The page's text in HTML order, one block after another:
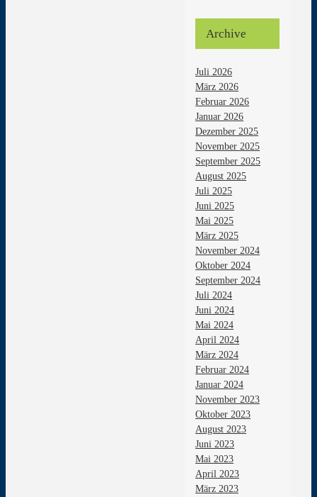
Archive
Juli 2026
März 2026
Februar 2026
Januar 2026
Dezember 2025
November 2025
September 2025
August 2025
Juli 2025
Juni 2025
Mai 2025
März 2025
November 2024
Oktober 2024
September 2024
Juli 2024
Juni 2024
Mai 2024
April 2024
März 2024
Februar 2024
Januar 2024
November 2023
Oktober 2023
August 2023
Juni 2023
Mai 2023
April 2023
März 2023